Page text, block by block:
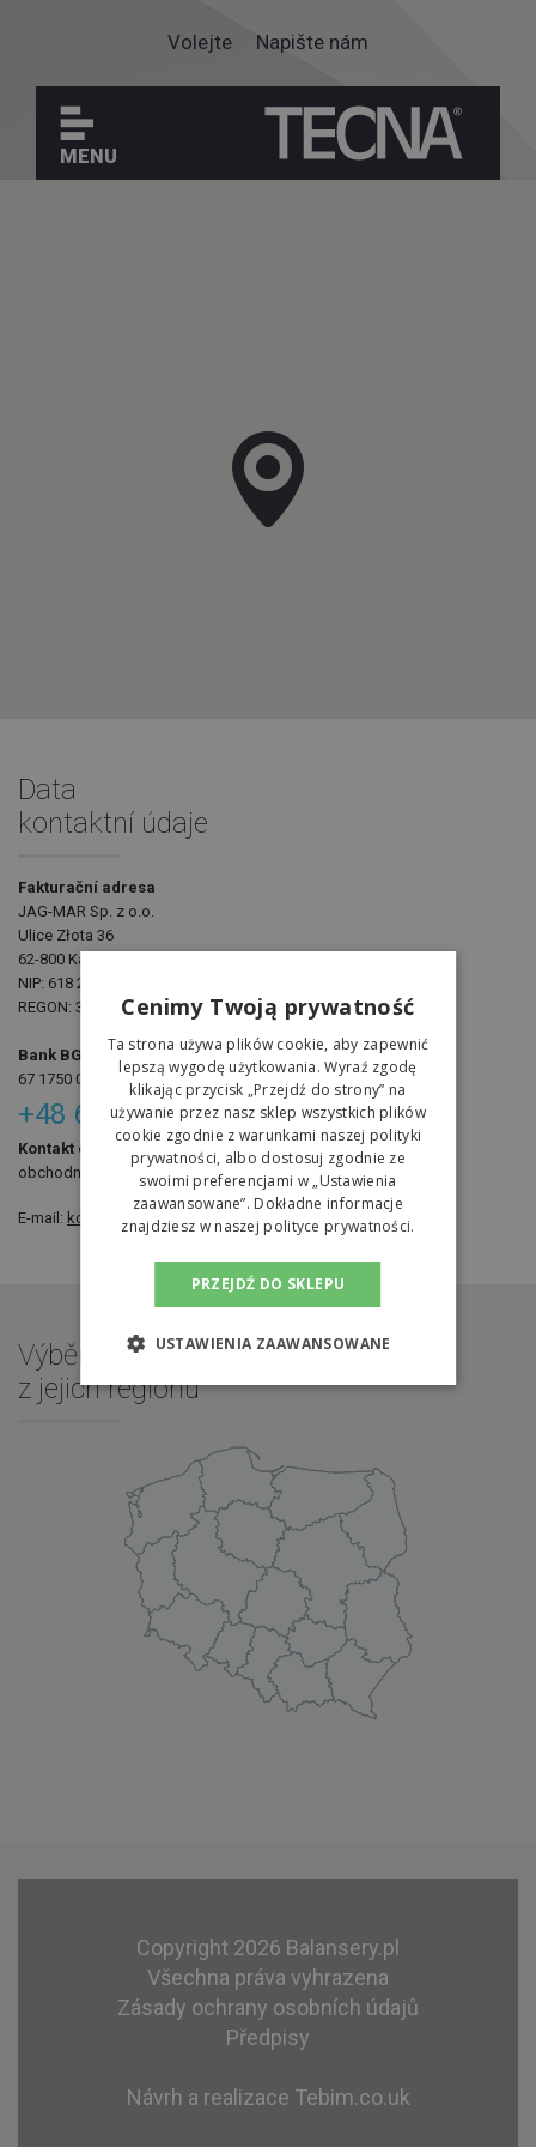
Volejte Napište nám
MENU
Data
kontaktní údaje
Fakturační adresa
JAG-MAR Sp. z o.o.
Ulice Złota 36
62-800 Kalisz
NIP: 618 217 93 66
REGON: 381799752
Bank BGŻ BNP Paribas S.A.
67 1750 0012 0000 0000 4092 1548
+48 62 766 31 01
Kontakt od 8 do 16 hodin.
obchodní oddělení ext. 32 nebo 31
E-mail: kontakt@balansery.pl
Výběr poradce
z jejich regionu
Copyright 2026 Balansery.pl
Všechna práva vyhrazena
Zásady ochrany osobních údajů
Předpisy
Návrh a realizace Tebim.co.uk
Cenimy Twoją prywatność
Ta strona używa plików cookie, aby zapewnić
lepszą wygodę użytkowania. Wyraź zgodę
klikając przycisk „Przejdź do strony” na
używanie przez nasz sklep wszystkich plików
cookie zgodnie z warunkami naszej polityki
prywatności, albo dostosuj zgodnie ze
swoimi preferencjami w „Ustawienia
zaawansowane”. Dokładne informacje
znajdziesz w naszej polityce prywatności.
PRZEJDŹ DO SKLEPU
USTAWIENIA ZAAWANSOWANE